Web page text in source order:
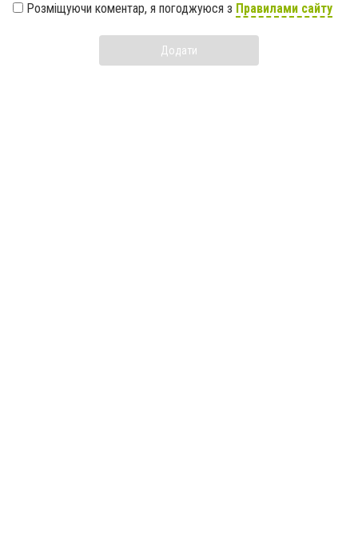
Розміщуючи коментар, я погоджуюся з Правилами сайту
Додати